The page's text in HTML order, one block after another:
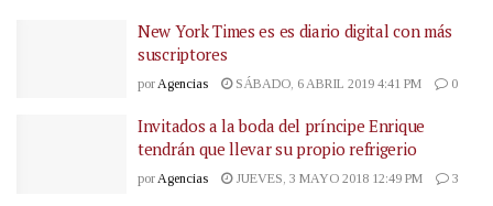
New York Times es es diario digital con más
suscriptores
por Agencias SÁBADO, 6 ABRIL 2019 4:41 PM 0
Invitados a la boda del príncipe Enrique
tendrán que llevar su propio refrigerio
porAgencias JUEVES, 3 MAYO 2018 12:49 PM 3